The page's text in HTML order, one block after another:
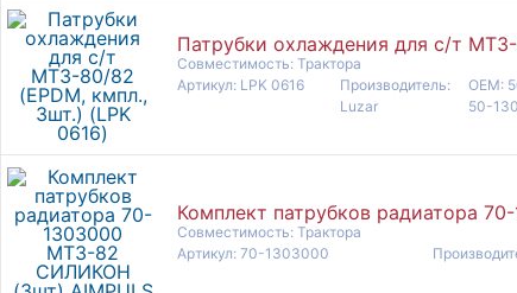
Патрубки охлаждения для с/т
Совместимость: Трактора
Артикул: LPK 0616
Производитель:
Luzar
OEM:
50-
Комплект патрубков радиатора
Совместимость: Трактора
Артикул: 70-1303000